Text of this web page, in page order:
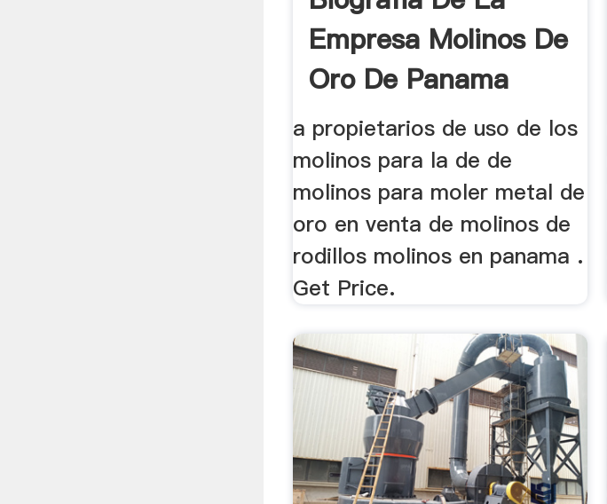
Empresa Molinos De
Oro De Panama
a propietarios de uso de los
molinos para la de de
molinos para moler metal de
oro en venta de molinos de
rodillos molinos en panama .
Get Price.